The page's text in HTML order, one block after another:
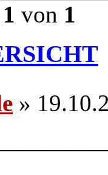
1 von 1
»